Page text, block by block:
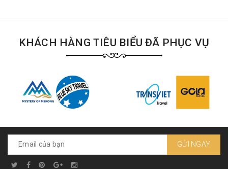
KHÁCH HÀNG TIÊU BIỂU ĐÃ PHỤC VỤ
GỬI NGAY